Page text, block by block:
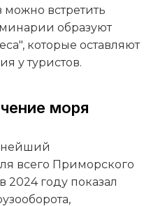
можно встретить
образуют
которые оставляют
у туристов.
моря
всего Приморского
2024 году показал